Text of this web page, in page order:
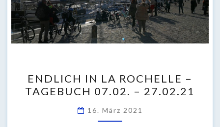
IN
LA
ROCHELLE
–
ENDLICH IN LA ROCHELLE –
TAGEBUCH 07.02. – 27.02.21
16. März 2021